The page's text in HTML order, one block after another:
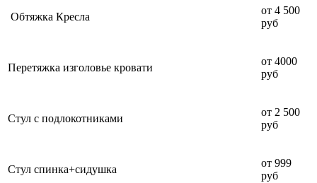
Обтяжка Кресла
от 4 500
руб
Перетяжка изголовье кровати
от 4000
руб
Стул с подлокотниками
от 2 500
руб
Стул спинка+сидушка
от 999
руб